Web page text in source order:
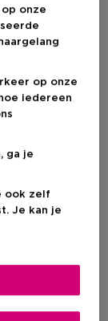
€ 12,95
onze
op onze
iedereen
ga je
ook zelf
Je kan je